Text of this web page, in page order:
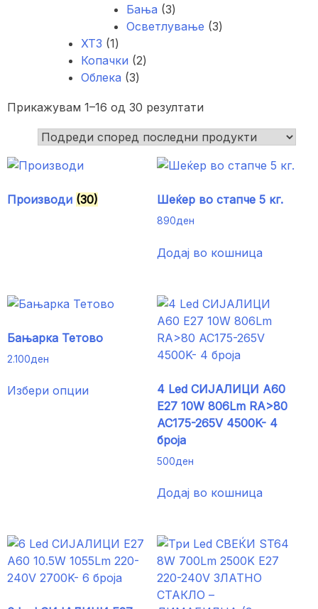
продукти
Бања 33
продукти
Осветлување 33
ХТЗ 11
продукт
Копачки 22
Облека 33
Прикажувам 1–16 од 30 резултати
by
latest
Производи (30) Шеќер во стапче 5 кг.
890ден
Додај во кошница
Бањарка Тетово
2.100ден
Избери опции
on
the
product
4 Led СИJАЛИЦИ A60
E27 10W 806Lm RA>80
AC175-265V 4500K- 4
броја
500ден
Додај во кошница